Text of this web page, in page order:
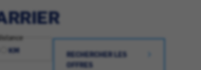
KM
RECHERCHER LES
OFFRES